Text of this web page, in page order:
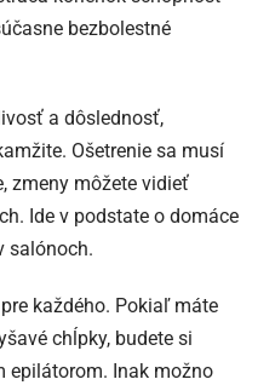
bezbolestné
a dôslednosť,
Ošetrenie sa musí
zmeny môžete vidieť
Ide v podstate o domáce
salónoch.
každého. Pokiaľ máte
chĺpky, budete si
epilátorom. Inak možno